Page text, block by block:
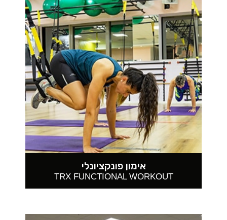
אימון פונקציונלי
TRX FUNCTIONAL WORKOUT